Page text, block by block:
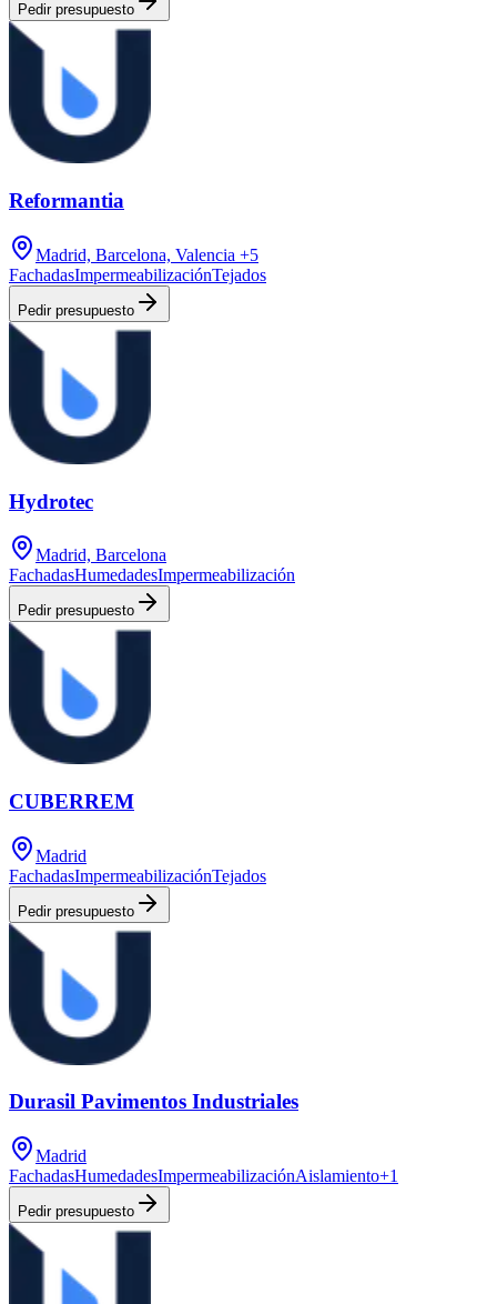
Pedir presupuesto
Reformantia
Madrid, Barcelona, Valencia +5
FachadasImpermeabilizaciónTejados
Pedir presupuesto
Hydrotec
Madrid, Barcelona
FachadasHumedadesImpermeabilización
Pedir presupuesto
CUBERREM
Madrid
FachadasImpermeabilizaciónTejados
Pedir presupuesto
Durasil Pavimentos Industriales
Madrid
FachadasHumedadesImpermeabilizaciónAislamiento+1
Pedir presupuesto